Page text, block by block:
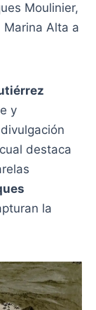
Moulinier,
Alta a
y
destaca
la